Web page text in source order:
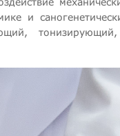
и